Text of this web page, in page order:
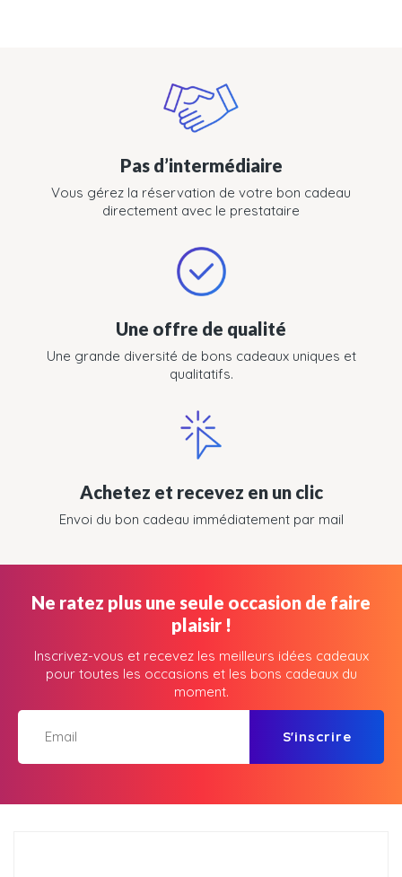
Pas d’intermédiaire
Vous gérez la réservation de votre bon cadeau
directement avec le prestataire
Une offre de qualité
Une grande diversité de bons cadeaux uniques et
qualitatifs.
Achetez et recevez en un clic
Envoi du bon cadeau immédiatement par mail
Ne ratez plus une seule occasion de faire
plaisir !
Inscrivez-vous et recevez les meilleurs idées cadeaux
pour toutes les occasions et les bons cadeaux du
moment.
S'inscrire